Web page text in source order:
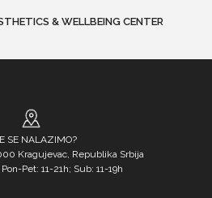
& WELLBEING CENTER
SE NALAZIMO?
Kragujevac, Republika Srbija
Pet: 11-21h; Sub: 11-19h